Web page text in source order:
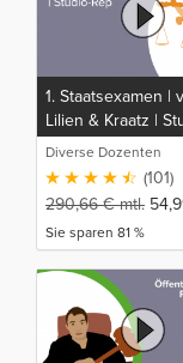
1. Staatsexamen |
Lilien & Kraatz |
Rep
Diverse Dozenten
(101)
290,66€mtl.
Sie sparen 81 %